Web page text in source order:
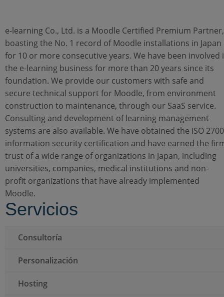
e-learning Co., Ltd. is a Moodle Certified Premium Partner,
boasting the No. 1 record of Moodle installations in Japan
for 10 or more consecutive years. We have been involved
the e-learning business for more than 20 years since its
foundation. We provide our customers with safe and
secure technical support for Moodle, from environment
construction to maintenance, through our SaaS service.
Consulting and development of learning management
systems are also available. We have obtained the ISO
information security certification and have earned the
trust of a wide range of organizations in Japan, including
universities, companies, medical institutions and non-
profit organizations that have already implemented
Moodle.
Servicios
Consultoría
Personalización
Hosting